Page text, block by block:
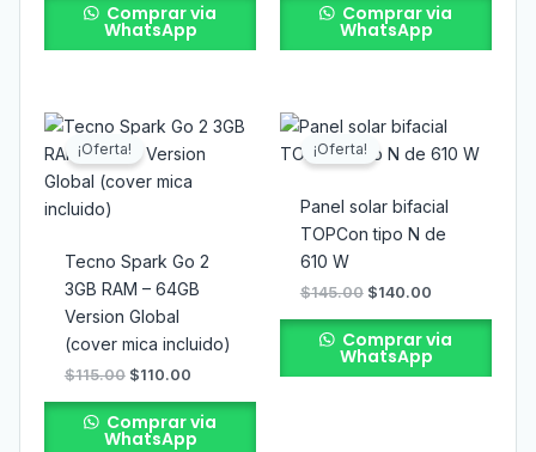
Comprar via
WhatsApp
Comprar via
WhatsApp
¡Oferta!
Tecno Spark Go 2
3GB RAM – 64GB
Version Global
(cover mica incluido)
$115.00
El
precio
original
era:
$110.00
El
actual
es:
Comprar via
WhatsApp
¡Oferta!
Panel solar bifacial
TOPCon tipo N de
610 W
$145.00
El
precio
original
$145.00.
$140.00
El
actual
$140.00.
Comprar via
WhatsApp